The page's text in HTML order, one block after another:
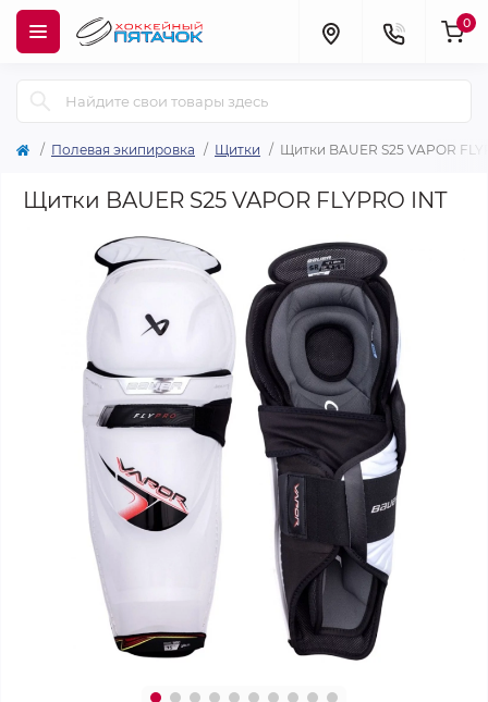
0
Полевая экипировка Щитки Щитки BAUER S25 VAPOR
Щитки BAUER S25 VAPOR FLYPRO INT